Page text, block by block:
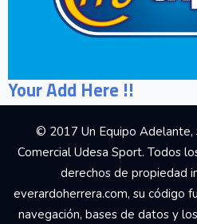
Your Add Here !!
© 2017 Un Equipo Adelante,
Comercial Udesa Sport. Todos
derechos de propiedad
everardoherrera.com, su código
navegación, bases de datos y